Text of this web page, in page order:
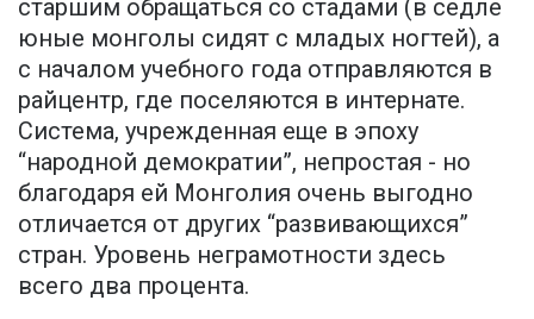
старшим обращаться со стадами (в седле
юные монголы сидят с младых ногтей), а
с началом учебного года отправляются в
райцентр, где поселяются в интернате.
Система, учрежденная еще в эпоху
“народной демократии”, непростая - но
благодаря ей Монголия очень выгодно
отличается от других “развивающихся”
стран. Уровень неграмотности здесь
всего два процента.